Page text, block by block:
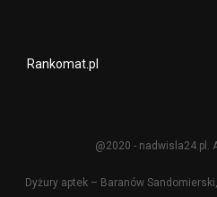
Rankomat.pl
@2020 - nadwisla24.pl.
Dyżury aptek – Baranów